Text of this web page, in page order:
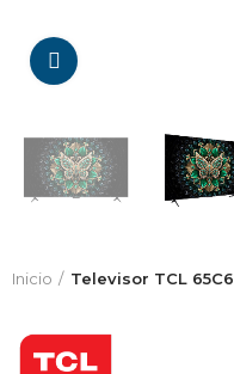
Inicio Televisor TCL